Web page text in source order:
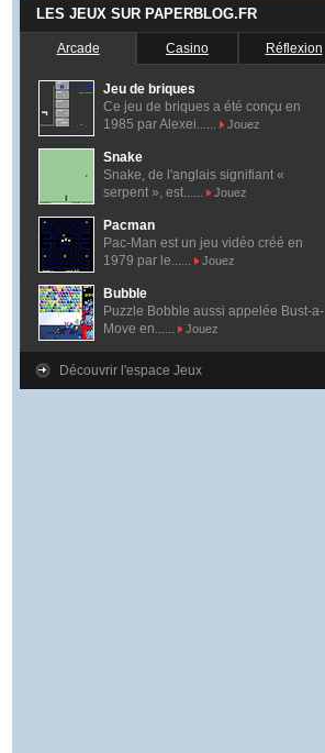
LES JEUX SUR PAPERBLOG.FR
Arcade Casino Réflexion
Jeu de briques
Ce jeu de briques a été conçu en
1985 par Alexei......
Jouez
Snake
Snake, de l'anglais signifiant «
serpent », est......
Jouez
Pacman
Pac-Man est un jeu vidéo créé en
1979 par le......
Jouez
Bubble
Puzzle Bobble aussi appelée Bust-a-
Move en......
Jouez
Découvrir l'espace Jeux